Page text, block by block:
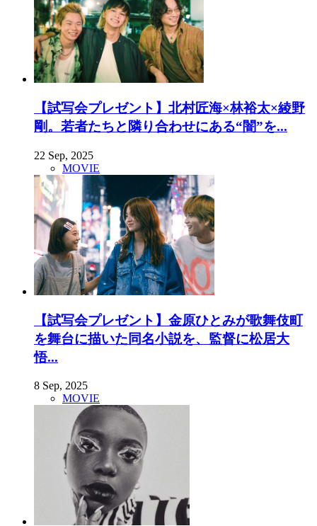
【試写会プレゼント】北村匠海×林裕太×綾野
剛。若者たちと隣り合わせにある“闇”を...
22 Sep, 2025
MOVIE
【試写会プレゼント】金原ひとみが歌舞伎町
を舞台に描いた同名小説を、監督に松居大
悟...
8 Sep, 2025
MOVIE